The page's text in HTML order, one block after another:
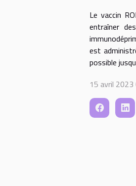
Le vaccin
entraîner
est
possible
15 avril 2023